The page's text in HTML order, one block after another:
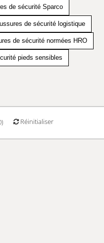
de sécurité Sparco
de sécurité logistique
de sécurité normées HRO
pieds sensibles
Réinitialiser